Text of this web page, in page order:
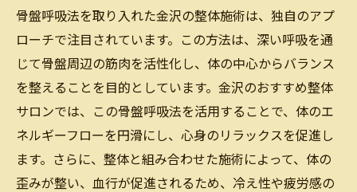
骨盤呼吸法が金沢の整体にもたらす癒し
金沢の整体と骨盤呼吸法で心身をリフレッ
シュ
整体と骨盤呼吸法が金沢で人気の理由
骨盤呼吸法を取り入れた金沢の整体施術は、独自のアプ
ローチで注目されています。この方法は、深い呼吸を通
じて骨盤周辺の筋肉を活性化し、体の中心からバランス
を整えることを目的としています。金沢のおすすめ整体
サロンでは、この骨盤呼吸法を活用することで、体のエ
ネルギーフローを円滑にし、心身のリラックスを促進し
ます。さらに、整体と組み合わせた施術によって、体の
歪みが整い、血行が促進されるため、冷え性や疲労感の